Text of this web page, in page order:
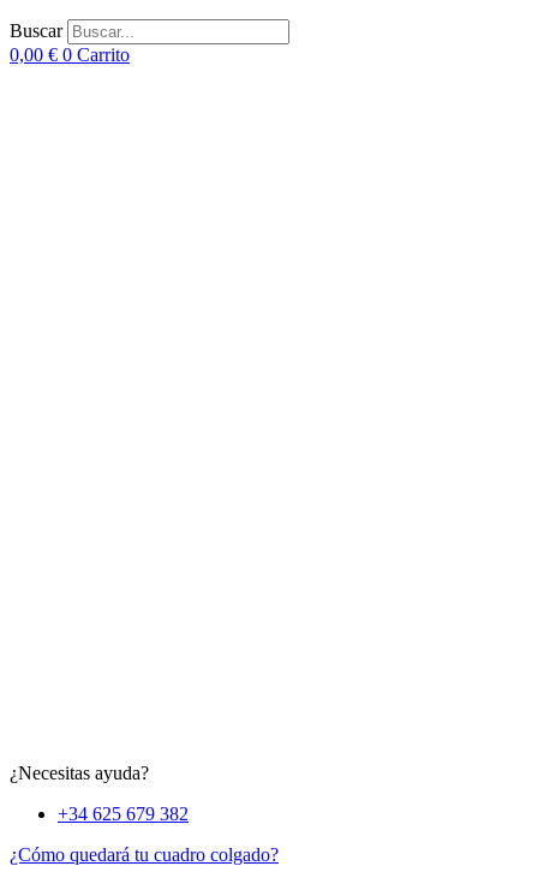
Buscar
0,00 € 0 Carrito
¿Necesitas ayuda?
+34 625 679 382
¿Cómo quedará tu cuadro colgado?